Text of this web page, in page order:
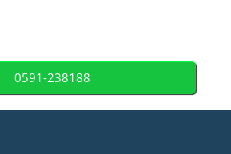
0591-238188